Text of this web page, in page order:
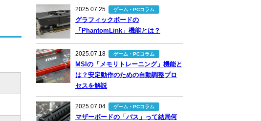
2025.07.25 ゲーム・PCコラム
グラフィックボードの
「PhantomLink」機能とは？
2025.07.18 ゲーム・PCコラム
MSIの「メモリトレーニング」機能と
は？安定動作のための自動調整プロ
セスを解説
2025.07.04 ゲーム・PCコラム
マザーボードの「バス」って結局何